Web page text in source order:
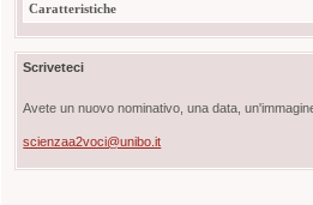
Caratteristiche
Scriveteci
Avete un nuovo nominativo, una data,
scienzaa2voci@unibo.it